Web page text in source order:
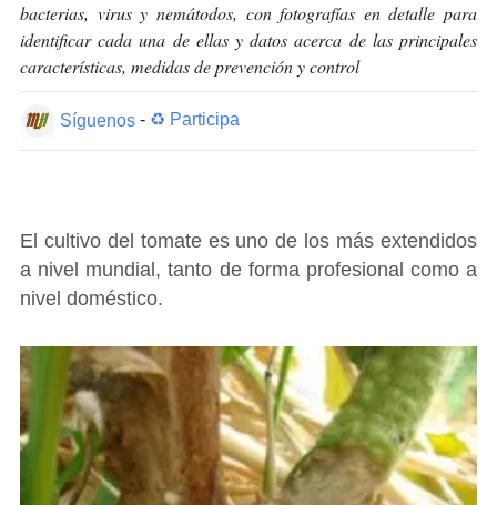
bacterias, virus y nemátodos, con fotografías en detalle para
identificar cada una de ellas y datos acerca de las principales
características, medidas de prevención y control
Síguenos- ♻ Participa
El cultivo del tomate es uno de los más extendidos
a nivel mundial, tanto de forma profesional como a
nivel doméstico.